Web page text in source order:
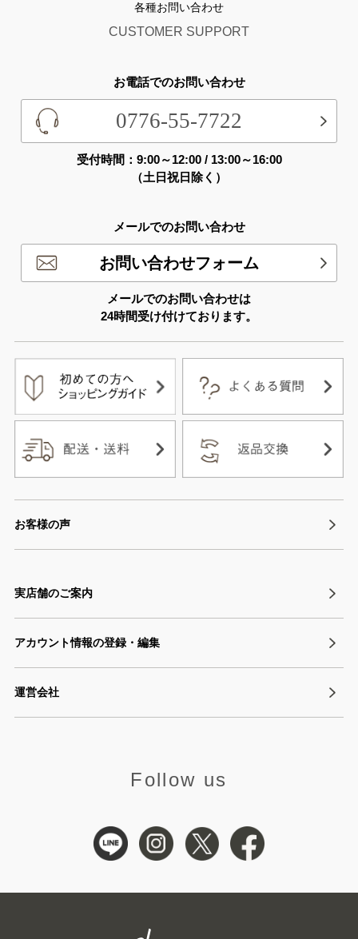
各種お問い合わせ
CUSTOMER SUPPORT
お電話でのお問い合わせ
0776-55-7722
受付時間：9:00～12:00 / 13:00～16:00
（土日祝日除く）
メールでのお問い合わせ
お問い合わせフォーム
メールでのお問い合わせは
24時間受け付けております。
お客様の声
実店舗のご案内
アカウント情報の登録・編集
運営会社
Follow us